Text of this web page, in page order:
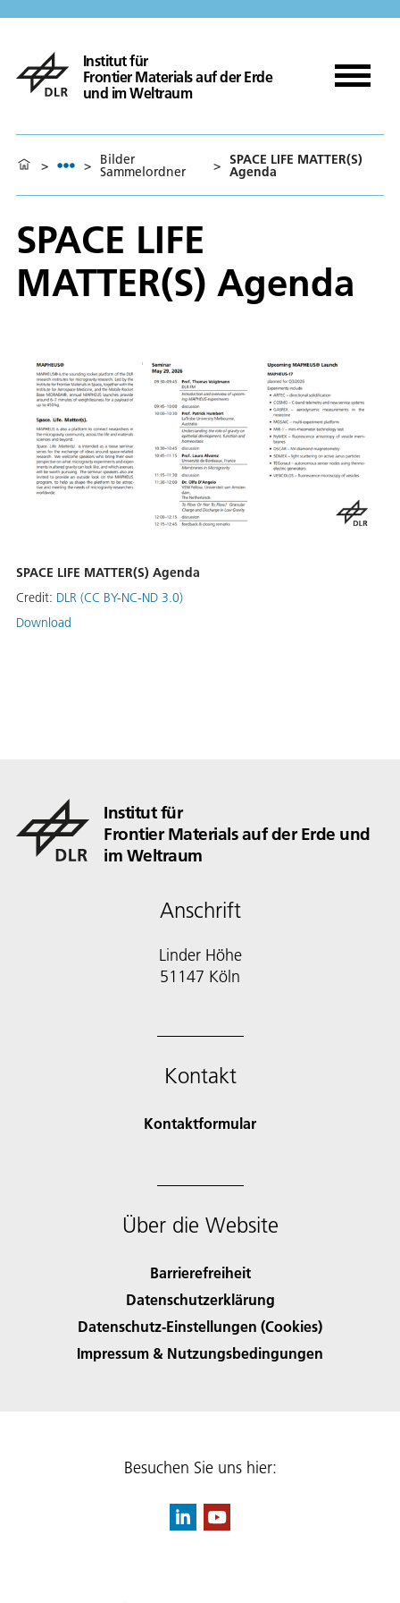
Institut für
Frontier Materials auf der Erde
und im Weltraum
> > Bilder
Sammelordner > SPACE LIFE MATTER(S)
Agenda
SPACE LIFE
MATTER(S) Agenda
SPACE LIFE MATTER(S) Agenda
Credit: DLR (CC BY-NC-ND 3.0)
Download
Institut für
Frontier Materials auf der Erde und
im Weltraum
Anschrift
Linder Höhe
51147 Köln
Kontakt
Kontaktformular
Über die Website
Barrierefreiheit
Datenschutzerklärung
Datenschutz-Einstellungen (Cookies)
Impressum & Nutzungsbedingungen
Besuchen Sie uns hier: